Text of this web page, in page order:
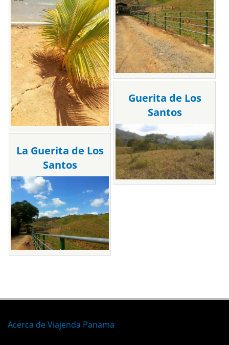
Guerita de Los
Santos
La Guerita de Los
Santos
Acerca de Viajenda Panama